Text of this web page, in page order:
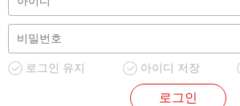
로그인 유지 아이디 저장
로그인